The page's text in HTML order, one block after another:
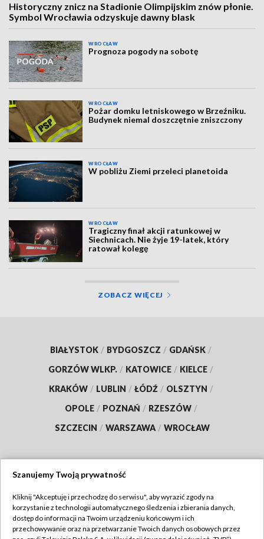
Historyczny znicz na Stadionie Olimpijskim znów płonie.
Symbol Wrocławia odzyskuje dawny blask
WROCŁAW
Prognoza pogody na sobotę
WROCŁAW
Pożar domku letniskowego w Brzeźniku.
Budynek niemal doszczętnie zniszczony
WROCŁAW
W pobliżu Ziemi przeleci planetoida
WROCŁAW
Tragiczny finał akcji ratunkowej w
Siechnicach. Nie żyje 19-latek, który
ratował kolegę
ZOBACZ WIĘCEJ
BIAŁYSTOK / BYDGOSZCZ / GDAŃSK /
GORZÓW WLKP. / KATOWICE / KIELCE /
KRAKÓW / LUBLIN / ŁÓDŹ / OLSZTYN /
OPOLE / POZNAŃ / RZESZÓW /
SZCZECIN / WARSZAWA / WROCŁAW
TVP
Abonament TVP
Regulamin TVP
Szanujemy Twoją prywatność
Kliknij "Akceptuję i przechodzę do serwisu", aby wyrazić zgody na
korzystanie z technologii automatycznego śledzenia i zbierania danych,
dostęp do informacji na Twoim urządzeniu końcowym i ich
przechowywanie oraz na przetwarzanie Twoich danych osobowych przez